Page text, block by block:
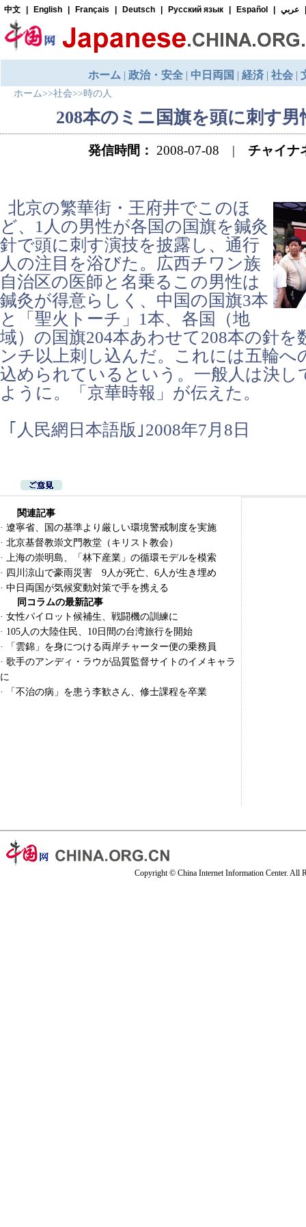
ホーム>>社会>>時の人
208本のミニ国旗を頭に刺す
発信時間： 2008-07-08 | チャイナ
北京の繁華街・王府井でこのほ
ど、1人の男性が各国の国旗を鍼灸
針で頭に刺す演技を披露し、通行
人の注目を浴びた。広西チワン族
自治区の医師と名乗るこの男性は
鍼灸が得意らしく、中国の国旗3本
と「聖火トーチ」1本、各国（地
域）の国旗204本あわせて208本の針を
ンチ以上刺し込んだ。これには五輪へ
込められているという。一般人は決し
ように。「京華時報」が伝えた。
｢人民網日本語版｣2008年7月8日
関連記事
· 遼寧省、国の基準より厳しい環境警戒制度を実施
· 北京基督教崇文門教堂（キリスト教会）
· 上海の崇明島、「林下産業」の循環モデルを模索
· 四川涼山で豪雨災害 9人が死亡、6人が生き埋め
· 中日両国が気候変動対策で手を携える
同コラムの最新記事
· 女性パイロット候補生、戦闘機の訓練に
· 105人の大陸住民、10日間の台湾旅行を開始
·
「雲錦」を身につける両岸チャーター便の乗務員
· 歌手のアンディ・ラウが品質監督サイトのイメキャラ
に
·
「不治の病」を患う李歓さん、修士課程を卒業